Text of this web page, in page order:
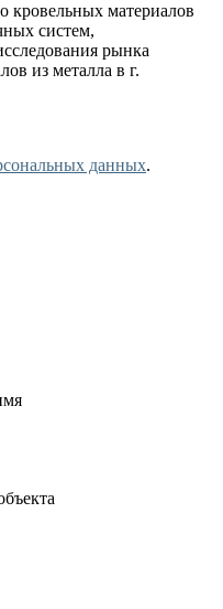
кровельных материалов
систем,
рынка
из металла в г.
данных.